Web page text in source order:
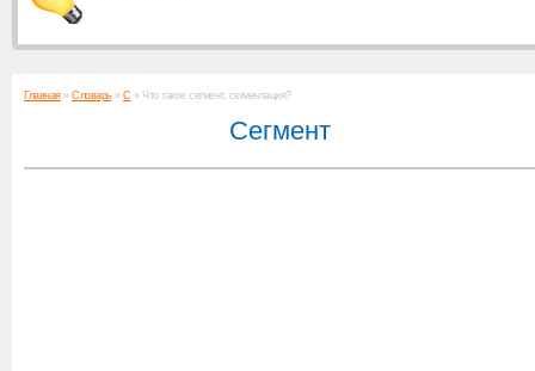
Главная» Словарь» С » Что такое сегмент, сегментация?
Сегмент